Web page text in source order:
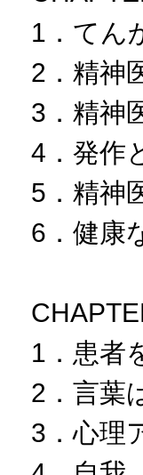
1．てん
2．精神
3．精神
4．発作
5．精神
6．健康
1．患者
2．言葉
3．心理